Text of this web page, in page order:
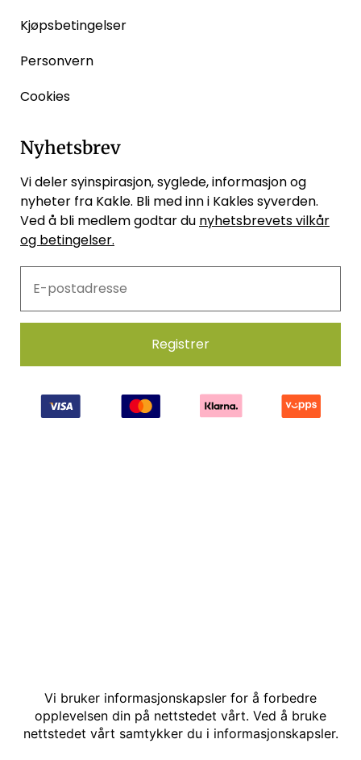
Kjøpsbetingelser
Personvern
Cookies
Nyhetsbrev
Vi deler syinspirasjon, syglede, informasjon og
nyheter fra Kakle. Bli med inn i Kakles syverden.
Ved å bli medlem godtar du nyhetsbrevets vilkår
og betingelser.